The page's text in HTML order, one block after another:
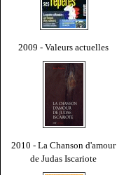
2009 - Valeurs actuelles
2010 - La Chanson d'amour
de Judas Iscariote